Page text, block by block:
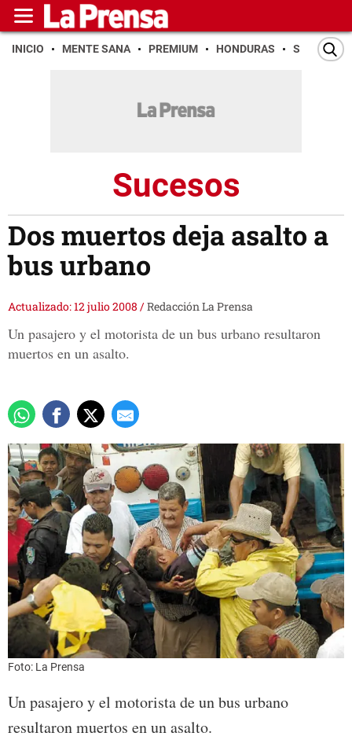
INICIO MENTE SANA PREMIUM HONDURAS SAN PEDRO
Sucesos
Dos muertos deja asalto a
bus urbano
Actualizado: 12 julio 2008 /Redacción La Prensa
Un pasajero y el motorista de un bus urbano resultaron
muertos en un asalto.
Foto: La Prensa
Un pasajero y el motorista de un bus urbano
resultaron muertos en un asalto.